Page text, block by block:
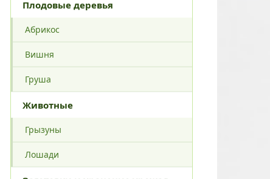
Плодовые деревья
Абрикос
Вишня
Груша
Животные
Грызуны
Лошади